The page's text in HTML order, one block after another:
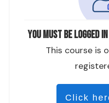
You must be logged
This course is
Click